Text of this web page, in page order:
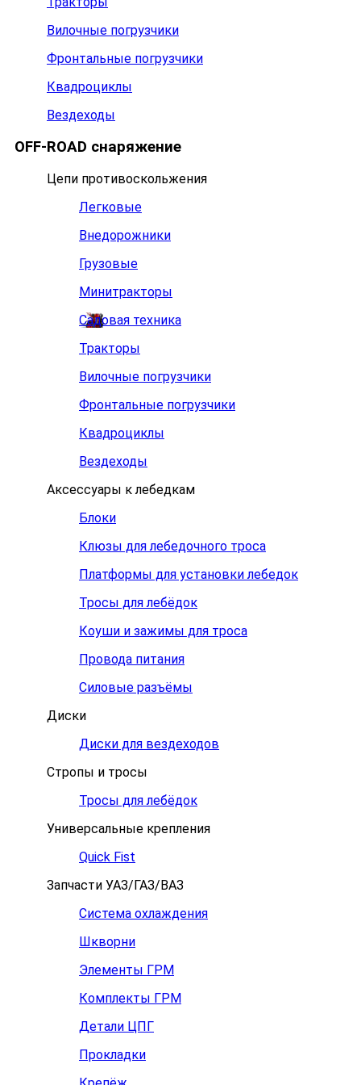
Вилочные погрузчики
Фронтальные погрузчики
Квадроциклы
Вездеходы
OFF-ROAD снаряжение
Цепи противоскольжения
Легковые
Внедорожники
Грузовые
Минитракторы
Садовая техника
Тракторы
Вилочные погрузчики
Фронтальные погрузчики
Квадроциклы
Вездеходы
Аксессуары к лебедкам
Блоки
Клюзы для лебедочного троса
Платформы для установки лебедок
Тросы для лебёдок
Коуши и зажимы для троса
Провода питания
Силовые разъёмы
Диски
Диски для вездеходов
Стропы и тросы
Тросы для лебёдок
Универсальные крепления
Quick Fist
Запчасти УАЗ/ГАЗ/ВАЗ
Система охлаждения
Шкворни
Элементы ГРМ
Комплекты ГРМ
Детали ЦПГ
Прокладки